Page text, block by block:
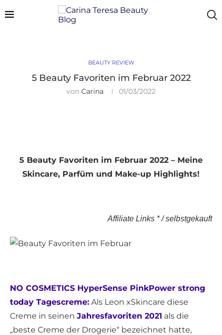
BEAUTY REVIEW
5 Beauty Favoriten im Februar 2022
von Carina 01/03/2022
5 Beauty Favoriten im Februar 2022 – Meine
Skincare, Parfüm und Make-up Highlights!
Affiliate Links * / selbstgekauft
NO COSMETICS HyperSense PinkPower strong
today Tagescreme: Als Leon xSkincare diese
Creme in seinen Jahresfavoriten 2021 als die
„beste Creme der Drogerie“ bezeichnet hatte,